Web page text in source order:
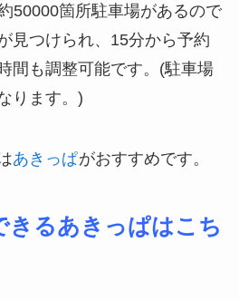
50000箇所駐車場があるので
見つけられ、15分から予約
間も調整可能です。(駐車場
ります。)
あきっぱがおすすめです。
きるあきっぱはこち